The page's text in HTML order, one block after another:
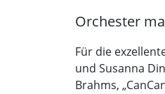
Orchester
Für die
und Susanna
Brahms,